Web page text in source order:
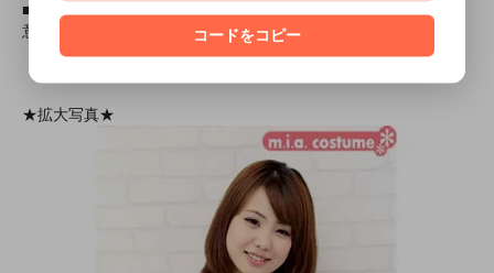
■有名キャラクターになりきりコレクション、お得なセットご用
意してます！
★拡大写真★
コードをコピー